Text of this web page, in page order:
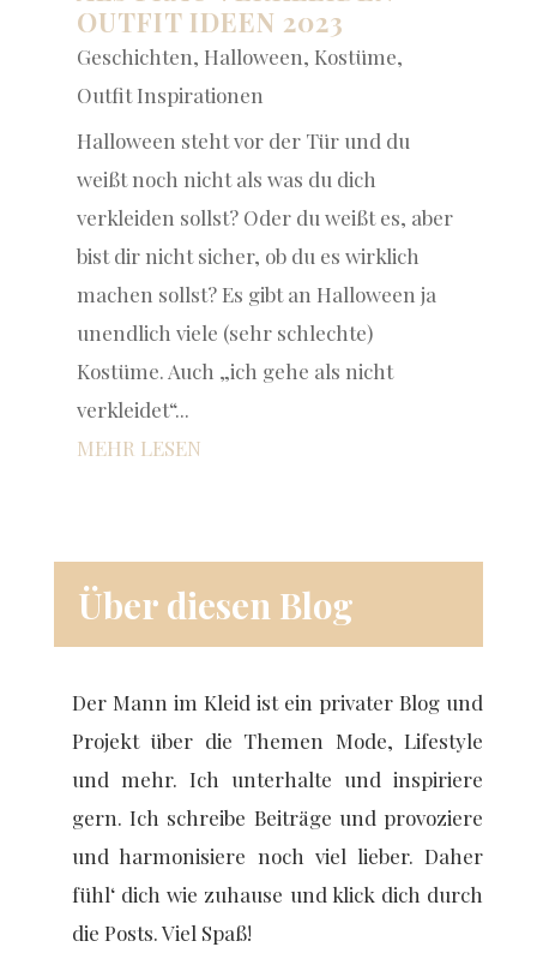
OUTFIT IDEEN 2023
Geschichten, Halloween, Kostüme,
Outfit Inspirationen
Halloween steht vor der Tür und du
weißt noch nicht als was du dich
verkleiden sollst? Oder du weißt es, aber
bist dir nicht sicher, ob du es wirklich
machen sollst? Es gibt an Halloween ja
unendlich viele (sehr schlechte)
Kostüme. Auch „ich gehe als nicht
verkleidet“...
MEHR LESEN
Über diesen Blog
Der Mann im Kleid ist ein privater Blog und
Projekt über die Themen Mode, Lifestyle
und mehr. Ich unterhalte und inspiriere
gern. Ich schreibe Beiträge und provoziere
und harmonisiere noch viel lieber. Daher
fühl‘ dich wie zuhause und klick dich durch
die Posts. Viel Spaß!